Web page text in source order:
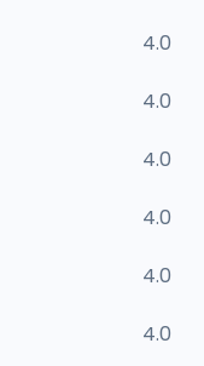
4.0
4.0
4.0
4.0
4.0
4.0